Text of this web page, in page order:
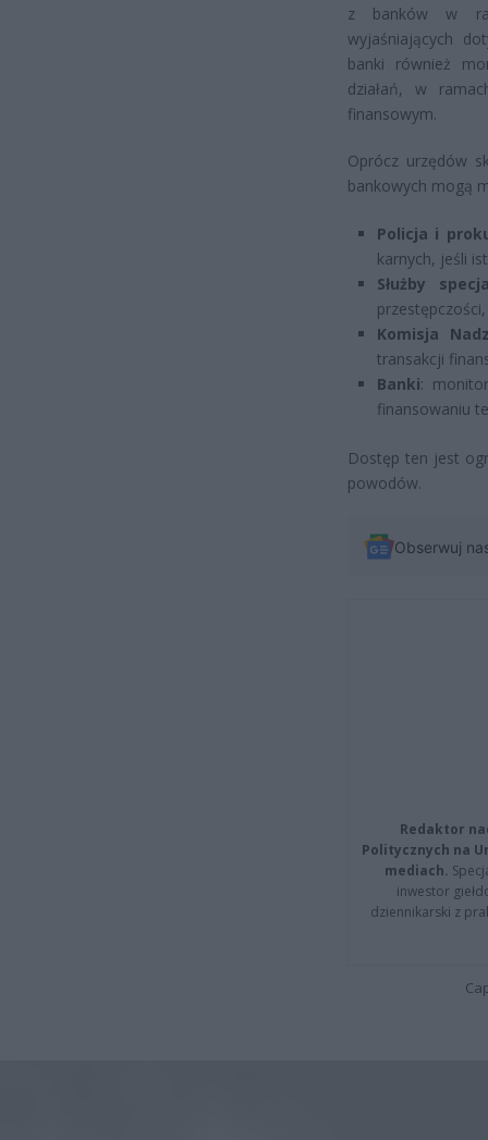
z banków w
wyjaśniających
banki również
działań, w
finansowym.
Oprócz urzędów
bankowych mogą
Policja i
karnych, jeśli
Służby
Komisja
transakcji
Banki:
finansowaniu
Dostęp ten jest
powodów.
Obserwuj
Redaktor
Politycznych na
mediach.
inwestor
dziennikarski z